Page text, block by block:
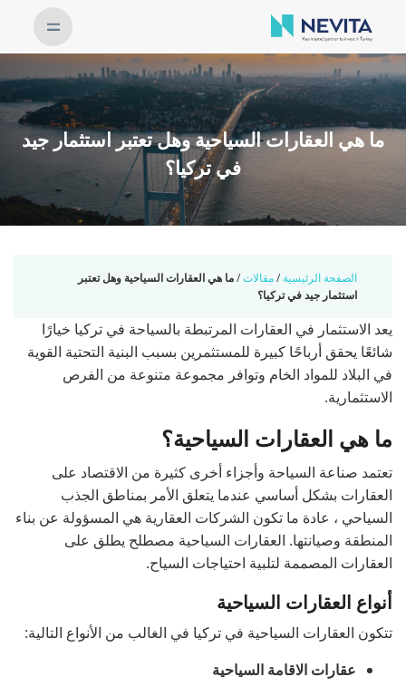
ما هي العقارات السياحية وهل تعتبر استثمار جيد
في تركيا؟
الصفحة الرئيسية /مقالات/ما هي العقارات السياحية وهل تعتبر
استثمار جيد في تركيا؟
يعد الاستثمار في العقارات المرتبطة بالسياحة في تركيا خيارًا
شائعًا يحقق أرباحًا كبيرة للمستثمرين بسبب البنية التحتية القوية
في البلاد للمواد الخام وتوافر مجموعة متنوعة من الفرص
الاستثمارية.
ما هي العقارات السياحية؟
تعتمد صناعة السياحة وأجزاء أخرى كثيرة من الاقتصاد على
العقارات بشكل أساسي عندما يتعلق الأمر بمناطق الجذب
السياحي ، عادة ما تكون الشركات العقارية هي المسؤولة عن بناء
المنطقة وصيانتها. العقارات السياحية مصطلح يطلق على
العقارات المصممة لتلبية احتياجات السياح.
أنواع العقارات السياحية
تتكون العقارات السياحية في تركيا في الغالب من الأنواع التالية:
عقارات الاقامة السياحية